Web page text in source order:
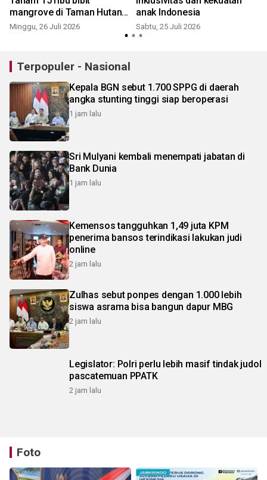
mangrove di Taman Hutan
Raya Ngurah Rai
Minggu, 26 Juli 2026
anak Indonesia
Sabtu, 25 Juli 2026
Terpopuler - Nasional
Kepala BGN sebut 1.700 SPPG di daerah
angka stunting tinggi siap beroperasi
1 jam lalu
Sri Mulyani kembali menempati jabatan di
Bank Dunia
1 jam lalu
Kemensos tangguhkan 1,49 juta KPM
penerima bansos terindikasi lakukan judi
online
2 jam lalu
Zulhas sebut ponpes dengan 1.000 lebih
siswa asrama bisa bangun dapur MBG
2 jam lalu
Legislator: Polri perlu lebih masif tindak judol
pascatemuan PPATK
2 jam lalu
Foto